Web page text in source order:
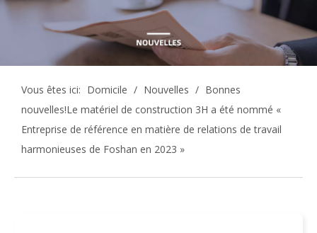
Vous êtes ici: Domicile / Nouvelles / Bonnes
nouvelles!Le matériel de construction 3H a été nommé «
Entreprise de référence en matière de relations de travail
harmonieuses de Foshan en 2023 »